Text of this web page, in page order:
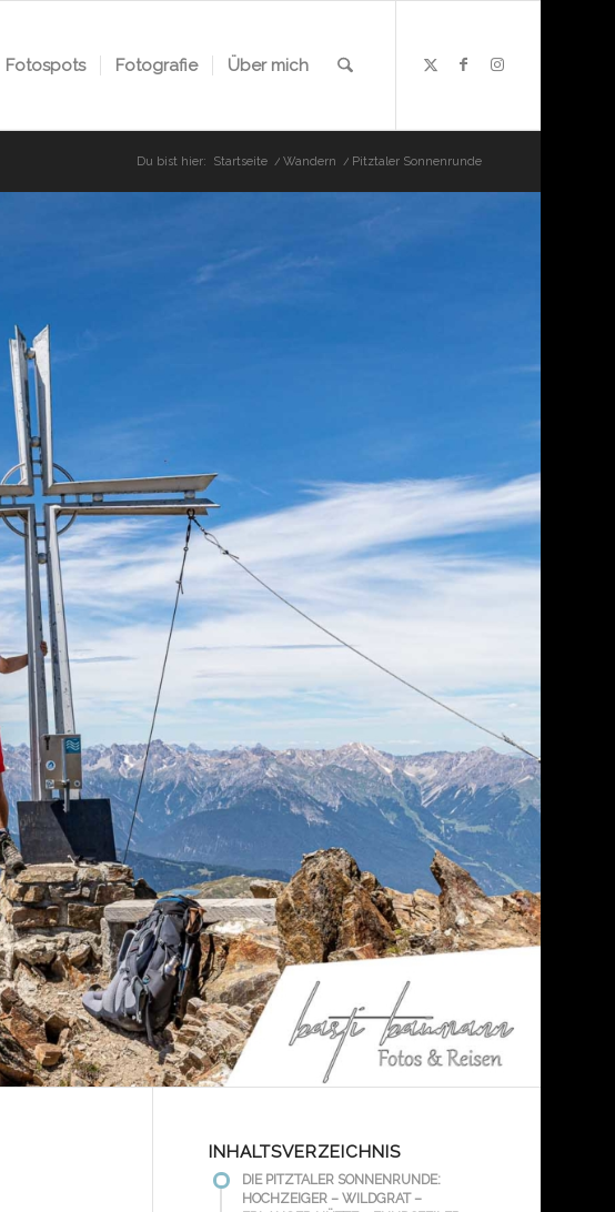
Fotospots Fotografie Über mich
Du bist hier: Startseite / Wandern / Pitztaler Sonnenrunde
INHALTSVERZEICHNIS
DIE PITZTALER SONNENRUNDE:
HOCHZEIGER – WILDGRAT –